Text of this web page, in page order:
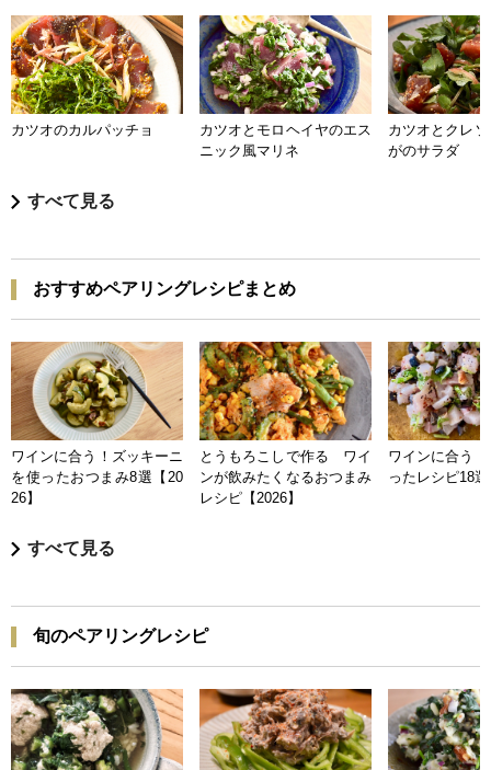
カツオのカルパッチョ
カツオとモロヘイヤのエス
ニック風マリネ
カツオとクレ
がのサラダ
すべて見る
おすすめペアリングレシピまとめ
ワインに合う！ズッキーニ
を使ったおつまみ8選【20
26】
とうもろこしで作る ワイ
ンが飲みたくなるおつまみ
レシピ【2026】
ワインに合う
ったレシピ18
すべて見る
旬のペアリングレシピ